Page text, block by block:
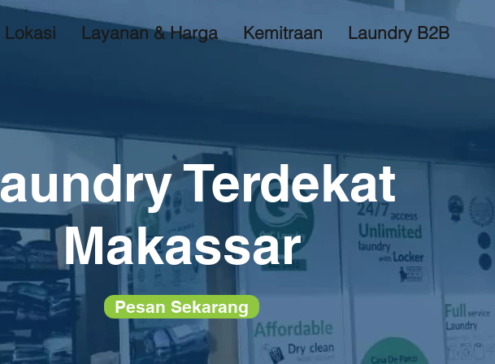
Lokasi Layanan & Harga Kemitraan Laundry B2B
Terdekat
Makassar
Pesan Sekarang